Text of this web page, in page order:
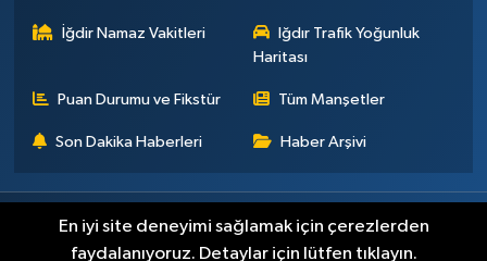
İğdir Namaz Vakitleri
Iğdır Trafik Yoğunluk
Haritası
Puan Durumu ve Fikstür Tüm Manşetler
Son Dakika Haberleri Haber Arşivi
Künye İletişim Çerez Politikası Gizlilik ilkeleri
En iyi site deneyimi sağlamak için çerezlerden
faydalanıyoruz. Detaylar için lütfen tıklayın.